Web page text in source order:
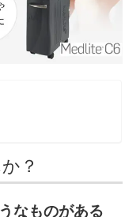
？
なものがある